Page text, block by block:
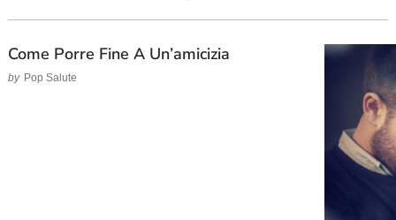
Come Porre Fine A Un’amicizia
by Pop Salute